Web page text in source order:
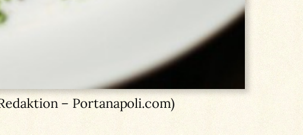
– Portanapoli.com)